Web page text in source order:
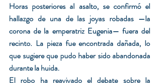
Horas posteriores al asalto, se confirmó el
hallazgo de una de las joyas robadas —la
corona de la emperatriz Eugenia— fuera del
recinto. La pieza fue encontrada dañada, lo
que sugiere que pudo haber sido abandonada
durante la huida.
El robo ha reavivado el debate sobre la